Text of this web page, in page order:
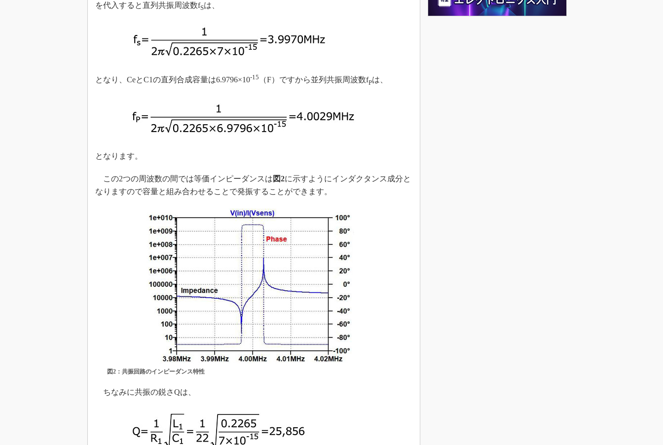
を代入すると直列共振周波数fSは、
となり、CeとC1の直列合成容量は6.9796×10-15 （F）ですから並列共振周波数fPは、
となります。
この2つの周波数の間では等価インピーダンスは 図2に示すようにインダクタンス成分と
なりますので容量と組み合わせることで発振することができます。
図2：共振回路のインピーダンス特性
ちなみに共振の鋭さQは、